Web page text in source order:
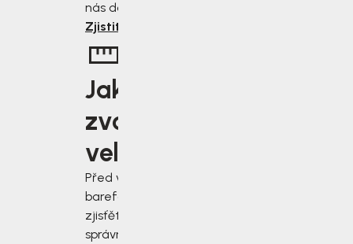
nás dostanete.
Zjistit více
Jakou
zvolit
velikost?
Před výběrem
barefoot bot
zjisťěte jak
správně změřit